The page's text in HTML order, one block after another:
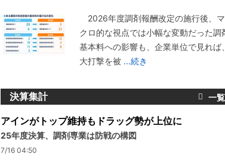
2026年度調剤報酬改定の施行後、マ
クロ的な視点では小幅な変動だった調
基本料への影響も、企業単位で見れば、
大打撃を被 ...続き
決算集計
アインがトップ維持もドラッグ勢が上位に
25年度決算、調剤専業は防戦の構図
7/16 04:50